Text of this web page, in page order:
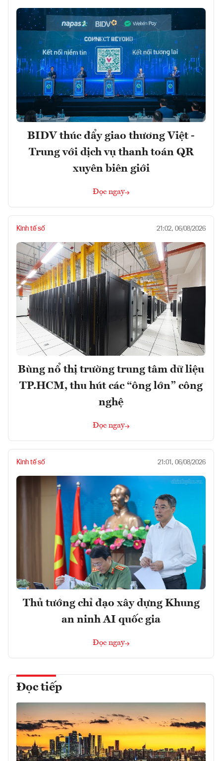
BIDV thúc đẩy giao thương Việt -
Trung với dịch vụ thanh toán QR
xuyên biên giới
Đọc ngay
Kinh tế số 21:02, 06/08/2026
Bùng nổ thị trường trung tâm dữ liệu
TP.HCM, thu hút các “ông lớn” công
nghệ
Đọc ngay
Kinh tế số 21:01, 06/08/2026
Thủ tướng chỉ đạo xây dựng Khung
an ninh AI quốc gia
Đọc ngay
Đọc tiếp